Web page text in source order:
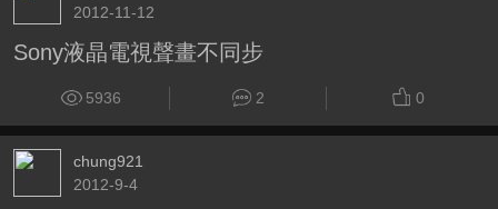
2012-11-12
Sony液晶電視聲畫不同步
5936 2 0
chung921
2012-9-4